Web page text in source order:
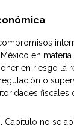
en
en riesgo la
o
fiscales
Capítulo no se